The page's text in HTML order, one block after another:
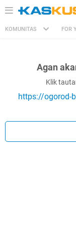
KOMUNITAS FOR
Agan
Klik
https://ogorod-